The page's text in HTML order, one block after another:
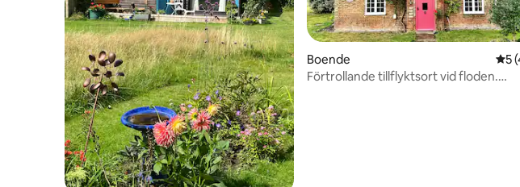
Boende 55
Förtrollande tillflyktsort vid floden.